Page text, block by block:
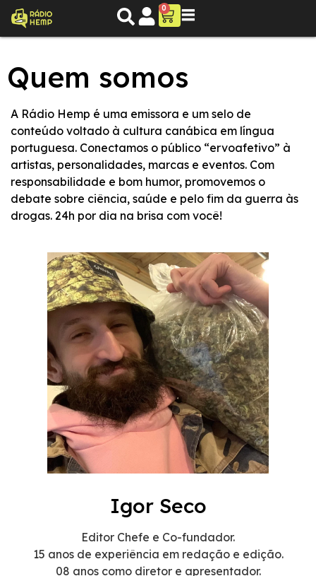
0
Quem somos
A Rádio Hemp é uma emissora e um selo de
conteúdo voltado à cultura canábica em língua
portuguesa. Conectamos o público “ervoafetivo” à
artistas, personalidades, marcas e eventos. Com
responsabilidade e bom humor, promovemos o
debate sobre ciência, saúde e pelo fim da guerra às
drogas. 24h por dia na brisa com você!
Igor Seco
Editor Chefe e Co-fundador.
15 anos de experiência em redação e edição.
08 anos como diretor e apresentador.